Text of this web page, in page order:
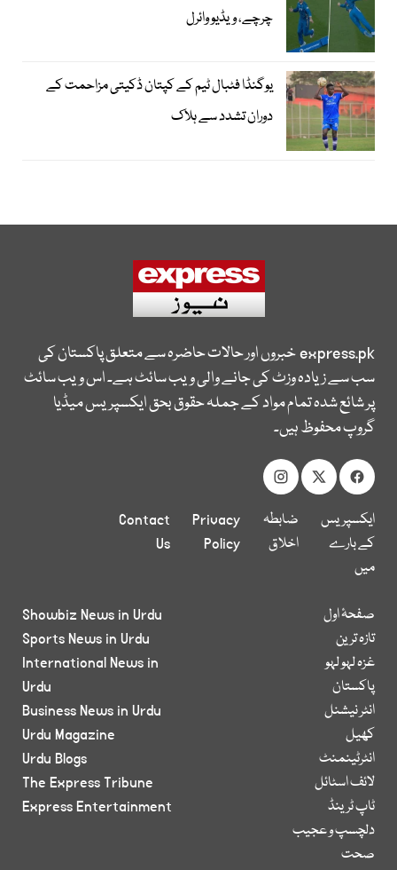
چرچے، ویڈیو وائرل
یوگنڈا فٹبال ٹیم کے کپتان ڈکیتی مزاحمت کے
دوران تشدد سے ہلاک
express.pkخبروں اور حالات حاضرہ سے متعلق پاکستان کی
سب سے زیادہ وزٹ کی جانے والی ویب سائٹ ہے۔ اس ویب سائٹ
پر شائع شدہ تمام مواد کے جملہ حقوق بحق ایکسپریس میڈیا
گروپ محفوظ ہیں۔
ایکسپریس
کے بارے
میں
ضابطہ
اخلاق
Privacy
Policy
Contact
Us
صفحۂ اول
تازہ ترین
غزہ لہو لہو
پاکستان
انٹر نیشنل
کھیل
انٹرٹینمنٹ
لائف اسٹائل
ٹاپ ٹرینڈ
دلچسپ و عجیب
صحت
Showbiz News in Urdu
Sports News in Urdu
International News in
Urdu
Business News in Urdu
Urdu Magazine
Urdu Blogs
The Express Tribune
Express Entertainment